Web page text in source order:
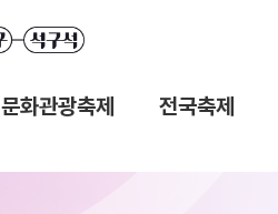
문화관광축제 전국축제